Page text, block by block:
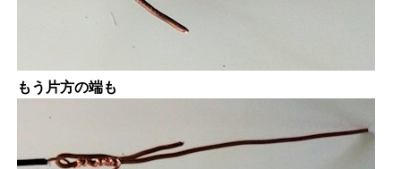
もう片方の端も